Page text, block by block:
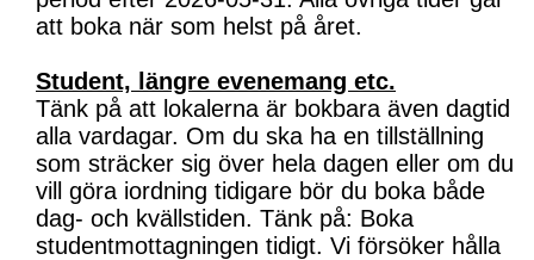
att boka när som helst på året.
Student, längre evenemang etc.
Tänk på att lokalerna är bokbara även dagtid
alla vardagar. Om du ska ha en tillställning
som sträcker sig över hela dagen eller om du
vill göra iordning tidigare bör du boka både
dag- och kvällstiden. Tänk på: Boka
studentmottagningen tidigt. Vi försöker hålla